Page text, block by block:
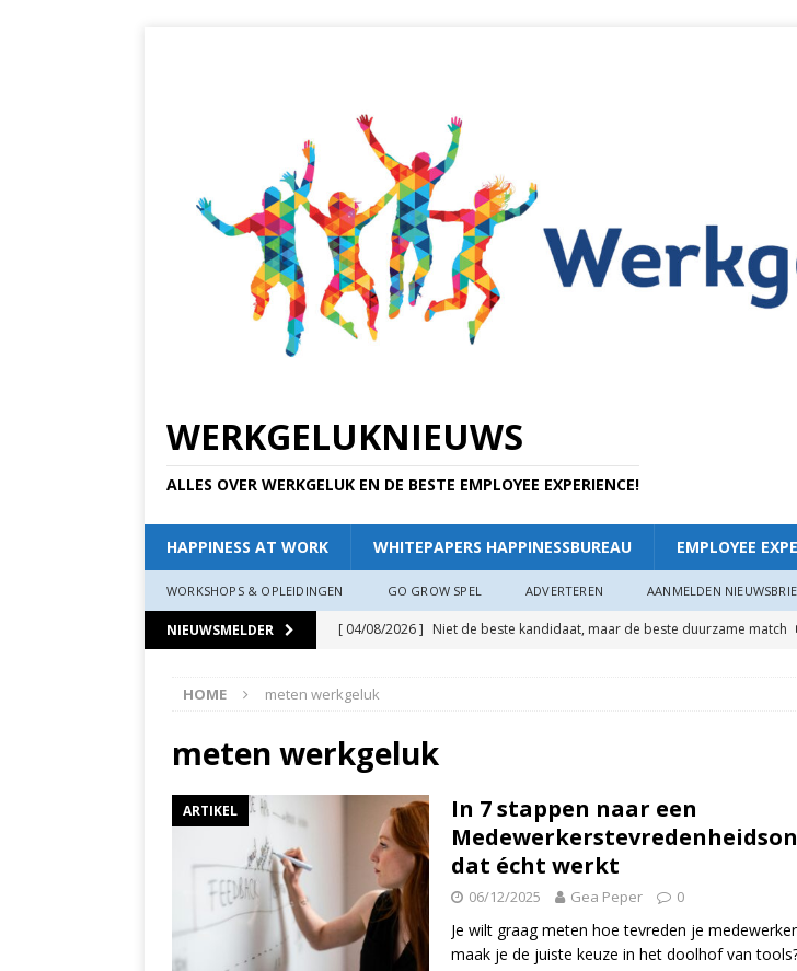
WERKGELUKNIEUWS
ALLES OVER WERKGELUK EN DE BESTE EMPLOYEE EXPERIENCE!
HAPPINESS AT WORK WHITEPAPERS HAPPINESSBUREAU EMPLOYEE
WORKSHOPS & OPLEIDINGEN GO GROW SPEL ADVERTEREN AANMELDEN
NIEUWSMELDER [ 04/08/2026 ] Niet de beste kandidaat, maar de beste duurzame match
[ 11/07/2026 ]
[ 07/07/2026 ]
HAPPINESS AT WORK
[ 19/06/2026 ]
Zo creëer je meer plezier en verbinding op het werk: “Als
zit, ben je veerkrach­tiger”
[ 19/06/2026 ]
Waarom goede organisaties zichzelf soms langzaam
HAPPINESS AT WORK
[ 13/03/2026 ]
Verdiepingsdag Werkgeluk op 17 juni 2026! HAPPINESS
HOME meten werkgeluk
meten werkgeluk
ARTIKEL
In 7 stappen naar een
dat écht werkt
06/12/2025 Gea Peper 0
Je wilt graag meten hoe tevreden je
maak je de juiste keuze in het doolhof van